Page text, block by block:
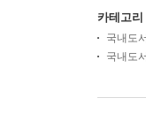
카테고리
국내도서
국내도서